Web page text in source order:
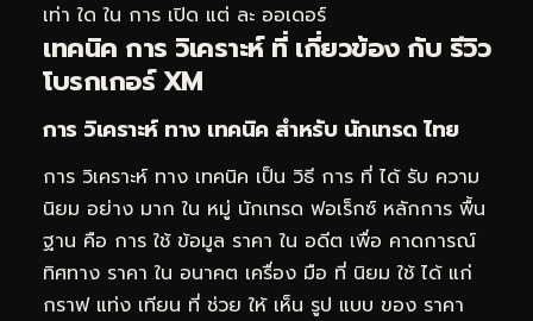
เท่า ใด ใน การ เปิด แต่ ละ ออเดอร์
เทคนิค การ วิเคราะห์ ที่ เกี่ยวข้อง กับ รีวิว
โบรกเกอร์ XM
การ วิเคราะห์ ทาง เทคนิค สำหรับ นักเทรด ไทย
การ วิเคราะห์ ทาง เทคนิค เป็น วิธี การ ที่ ได้ รับ ความ
นิยม อย่าง มาก ใน หมู่ นักเทรด ฟอเร็กซ์ หลักการ พื้น
ฐาน คือ การ ใช้ ข้อมูล ราคา ใน อดีต เพื่อ คาดการณ์
ทิศทาง ราคา ใน อนาคต เครื่อง มือ ที่ นิยม ใช้ ได้ แก่
กราฟ แท่ง เทียน ที่ ช่วย ให้ เห็น รูป แบบ ของ ราคา